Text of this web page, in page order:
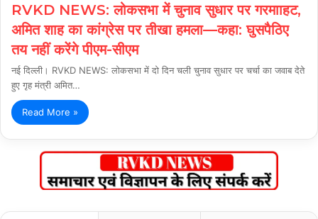
RVKD NEWS: लोकसभा में चुनाव सुधार पर गरमााहट,
अमित शाह का कांग्रेस पर तीखा हमला—कहा: घुसपैठिए
तय नहीं करेंगे पीएम-सीएम
नई दिल्ली। RVKD NEWS: लोकसभा में दो दिन चली चुनाव सुधार पर चर्चा का जवाब देते
हुए गृह मंत्री अमित…
Read More »